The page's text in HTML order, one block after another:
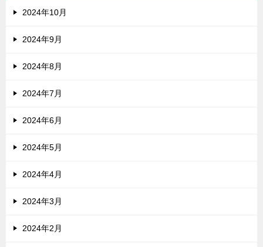
2024年10月
2024年9月
2024年8月
2024年7月
2024年6月
2024年5月
2024年4月
2024年3月
2024年2月